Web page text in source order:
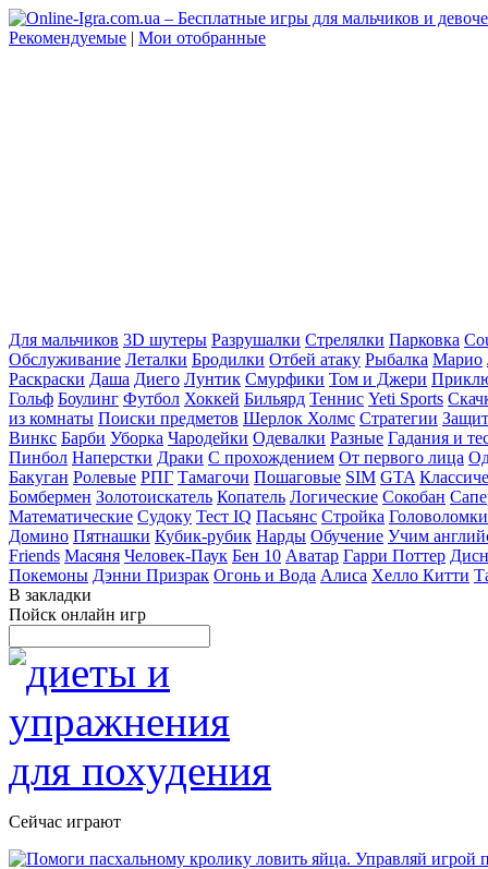
Рекомендуемые | Мои отобранные
Для мальчиков 3D шутеры Разрушалки Стрелялки Парковка
Обслуживание Леталки Бродилки Отбей атаку Рыбалка Марио
Раскраски Даша Диего Лунтик Смурфики Том и Джери
Гольф Боулинг Футбол Хоккей Бильярд Теннис Yeti Sports
из комнаты Поиски предметов Шерлок Холмс Стратегии
Винкс Барби Уборка Чародейки Одевалки Разные Гадания и
Пинбол Наперстки Драки С прохождением От первого лица
Бакуган Ролевые РПГ Тамагочи Пошаговые SIM GTA
Бомбермен Золотоискатель Копатель Логические Сокобан
Математические Судоку Тест IQ Пасьянс Стройка Головоломки
Домино Пятнашки Кубик-рубик Нарды Обучение Учим
Friends Масяня Человек-Паук Бен 10 Аватар Гарри Поттер
Покемоны Дэнни Призрак Огонь и Вода Алиса Хелло Китти
В закладки
Пойск онлайн игр
Сейчас играют